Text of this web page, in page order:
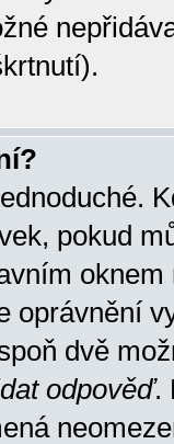
pokud
oknem
oprávnění
dvě
odpověď.